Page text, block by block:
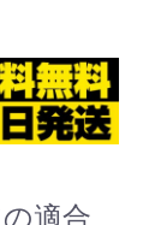
適合